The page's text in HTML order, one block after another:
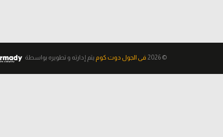
© 2026 فى الجول دوت كوم يتم إدارته و تطويره بواسطة